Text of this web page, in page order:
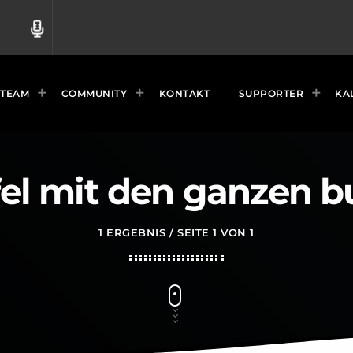
radio
TEAM COMMUNITY KONTAKT SUPPORTER
mit den ganzen
1 ERGEBNIS / SEITE 1 VON 1